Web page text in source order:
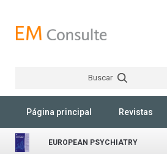
Buscar
Página principal Revistas
EUROPEAN PSYCHIATRY